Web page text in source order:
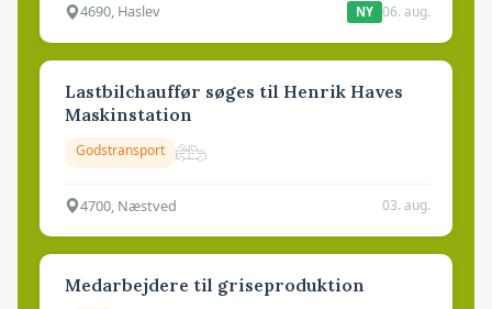
4690, Haslev NY 06. aug.
Lastbilchauffør søges til Henrik Haves
Maskinstation
Godstransport
4700, Næstved 03. aug.
Medarbejdere til griseproduktion